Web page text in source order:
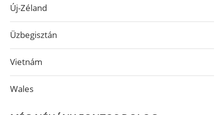
Új-Zéland
Üzbegisztán
Vietnám
Wales